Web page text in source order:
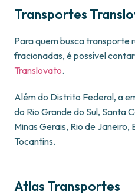
Transportes
Para quem busca transporte
fracionadas, é possível
Translovato.
Além do Distrito Federal, a
do Rio Grande do Sul, Santa
Minas Gerais, Rio de Janeiro,
Tocantins.
Atlas Transportes